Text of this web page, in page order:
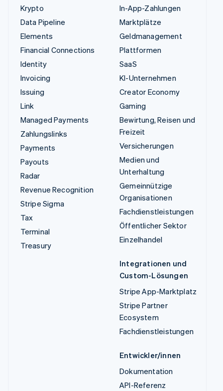
Krypto
Data Pipeline
Elements
Financial Connections
Identity
Invoicing
Issuing
Link
Managed Payments
Zahlungslinks
Payments
Payouts
Radar
Revenue Recognition
Stripe Sigma
Tax
Terminal
Treasury
In-App-Zahlungen
Marktplätze
Geldmanagement
Plattformen
SaaS
KI-Unternehmen
Creator Economy
Gaming
Bewirtung, Reisen und
Freizeit
Versicherungen
Medien und
Unterhaltung
Gemeinnützige
Organisationen
Fachdienstleistungen
Öffentlicher Sektor
Einzelhandel
Integrationen und
Custom-Lösungen
Stripe App-Marktplatz
Stripe Partner
Ecosystem
Fachdienstleistungen
Entwickler/innen
Dokumentation
API-Referenz